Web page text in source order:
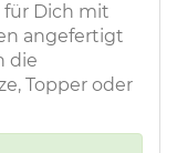
Dich mit
angefertigt
die
Topper oder